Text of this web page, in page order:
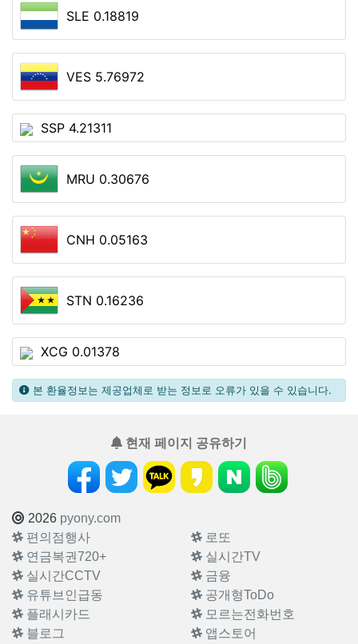
SLE 0.18819
VES 5.76972
SSP 4.21311
MRU 0.30676
CNH 0.05163
STN 0.16236
XCG 0.01378
본 환율정보는 제공업체로 받는 정보로 오류가 있을 수 있습니다.
현재 페이지 공유하기
2026 pyony.com
편의점행사
로또
연금복권720+
실시간TV
실시간CCTV
금융
유튜브인급동
공개형ToDo
플래시카드
모르는전화번호
블로그
앱스토어